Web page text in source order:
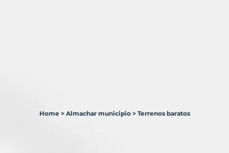
Home > Almachar municipio > Terrenos baratos